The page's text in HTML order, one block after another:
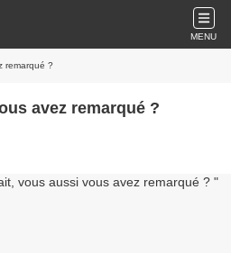
MENU
remarqué ?
avez remarqué ?